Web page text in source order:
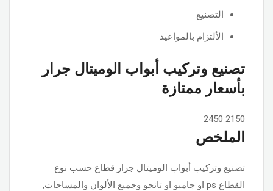
التصنيع
الألتزام بالمواعيد
تصنيع وتركيب أبواب الوميتال جرار
بأسعار ممتازة
2150
2450
الملخص
تصنيع وتركيب أبواب الوميتال جرار قطاع حسب نوع
القطاع ps او جامبو او تانجو وجميع الألوان والمساحات,